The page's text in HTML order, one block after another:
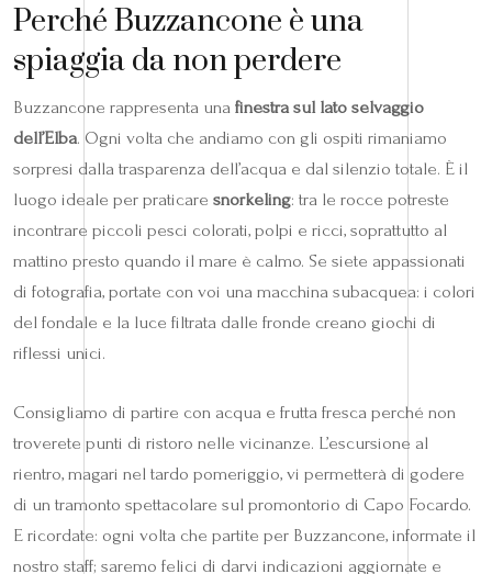
Perché Buzzancone è una
spiaggia da non perdere
Buzzancone rappresenta una finestra sul lato selvaggio
dell’Elba. Ogni volta che andiamo con gli ospiti rimaniamo
sorpresi dalla trasparenza dell’acqua e dal silenzio totale. È il
luogo ideale per praticare snorkeling: tra le rocce potreste
incontrare piccoli pesci colorati, polpi e ricci, soprattutto al
mattino presto quando il mare è calmo. Se siete appassionati
di fotografia, portate con voi una macchina subacquea: i colori
del fondale e la luce filtrata dalle fronde creano giochi di
riflessi unici.
Consigliamo di partire con acqua e frutta fresca perché non
troverete punti di ristoro nelle vicinanze. L’escursione al
rientro, magari nel tardo pomeriggio, vi permetterà di godere
di un tramonto spettacolare sul promontorio di Capo Focardo.
E ricordate: ogni volta che partite per Buzzancone, informate il
nostro staff; saremo felici di darvi indicazioni aggiornate e